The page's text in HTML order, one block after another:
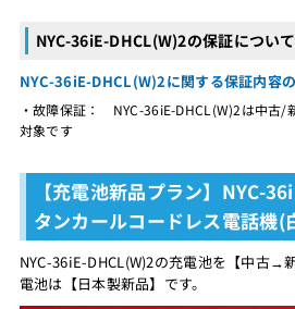
NYC-36iE-DHCL(W)2の保証について
NYC-36iE-DHCL(W)2に関する保証内容
・故障保証： NYC-36iE-DHCL(W)2は中古/
対象です
【充電池新品プラン】NYC-
タンカールコードレス電話機(
NYC-36iE-DHCL(W)2の充電池を【中古→
電池は【日本製新品】です。